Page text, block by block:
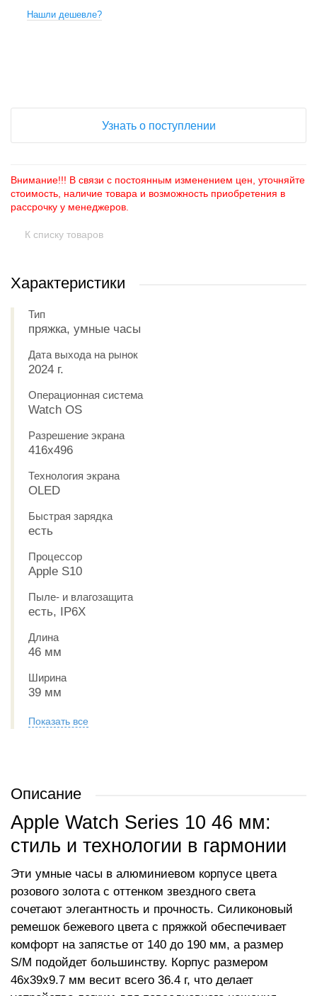
Нашли дешевле?
Узнать о поступлении
Внимание!!! В связи с постоянным изменением цен, уточняйте
стоимость, наличие товара и возможность приобретения в
рассрочку у менеджеров.
К списку товаров
Характеристики
Тип
пряжка, умные часы
Дата выхода на рынок
2024 г.
Операционная система
Watch OS
Разрешение экрана
416x496
Технология экрана
OLED
Быстрая зарядка
есть
Процессор
Apple S10
Пыле- и влагозащита
есть, IP6X
Длина
46 мм
Ширина
39 мм
Показать все
Описание
Apple Watch Series 10 46 мм:
стиль и технологии в гармонии
Эти умные часы в алюминиевом корпусе цвета
розового золота с оттенком звездного света
сочетают элегантность и прочность. Силиконовый
ремешок бежевого цвета с пряжкой обеспечивает
комфорт на запястье от 140 до 190 мм, а размер
S/M подойдет большинству. Корпус размером
46x39x9.7 мм весит всего 36.4 г, что делает